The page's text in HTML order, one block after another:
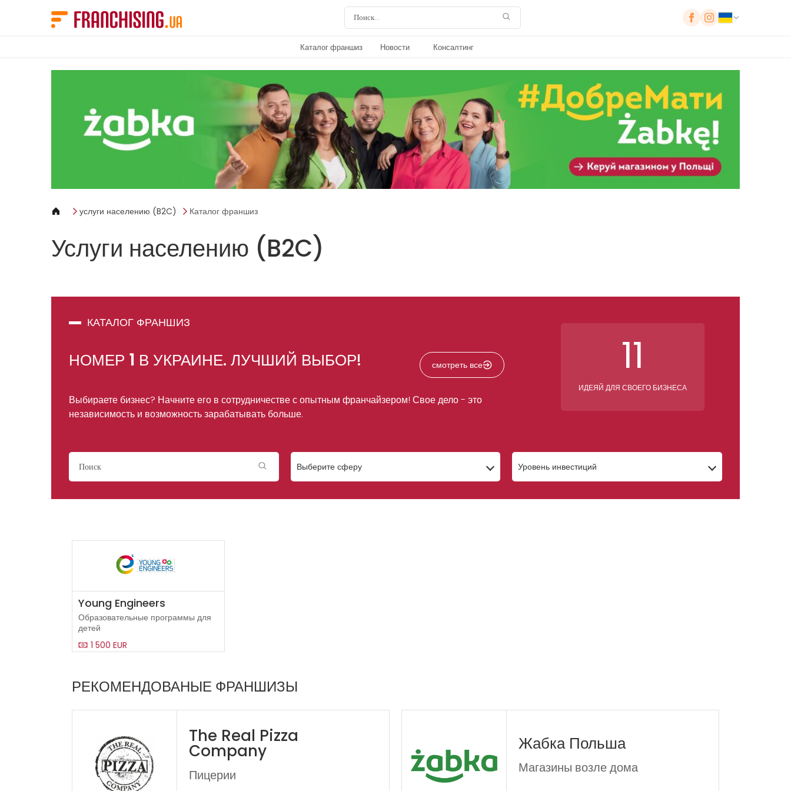
Каталог франшиз Новости Консалтинг
услуги населению (B2C) Каталог франшиз
Услуги населению (B2C)
КАТАЛОГ ФРАНШИЗ
НОМЕР 1 В УКРАИНЕ. ЛУЧШИЙ ВЫБОР! смотреть все
Выбираете бизнес? Начните его в сотрудничестве с опытным франчайзером! Свое дело - это
независимость и возможность зарабатывать больше.
11
ИДЕЯЙ ДЛЯ СВОЕГО БИЗНЕСА
Выберите сферу Уровень инвестиций
Young Engineers
Образовательные программы для
детей
1 500 EUR
РЕКОМЕНДОВАНЫЕ ФРАНШИЗЫ
The Real Pizza
Company
Пицерии
Жабка Польша
Магазины возле дома